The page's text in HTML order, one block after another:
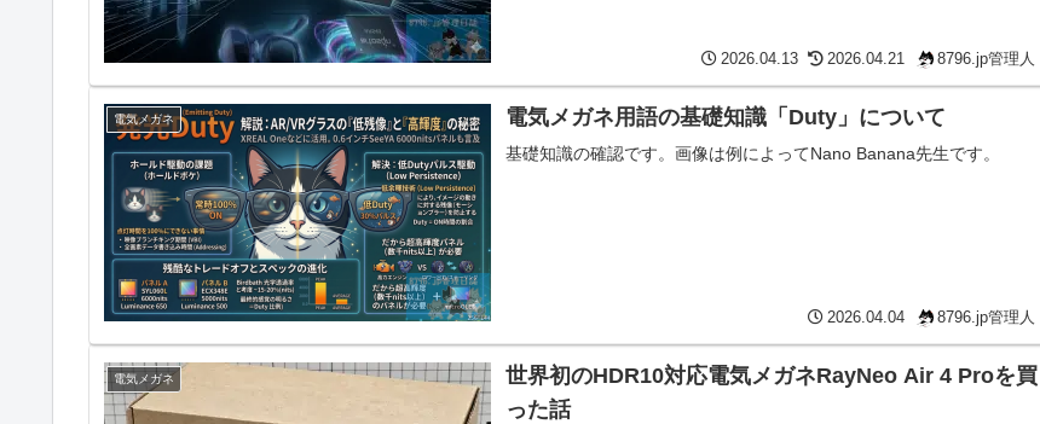
2026.04.13 2026.04.21 8796.jp管理人
電気メガネ 電気メガネ用語の基礎知識「Duty」について
基礎知識の確認です。画像は例によってNano Banana先生です。
2026.04.04 8796.jp管理人
電気メガネ
世界初のHDR10対応電気メガネRayNeo Air 4 Proを買
った話